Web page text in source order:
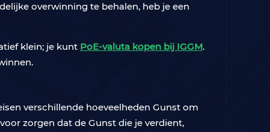
overwinning te behalen, heb je een
klein; je kunt PoE-valuta kopen bij IGGM.
verschillende hoeveelheden Gunst om
zorgen dat de Gunst die je verdient,